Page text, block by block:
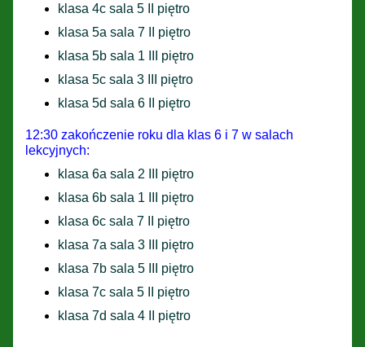
klasa 4c sala 5 II piętro
klasa 5a sala 7 II piętro
klasa 5b sala 1 III piętro
klasa 5c sala 3 III piętro
klasa 5d sala 6 II piętro
12:30 zakończenie roku dla klas 6 i 7 w salach
lekcyjnych:
klasa 6a sala 2 III piętro
klasa 6b sala 1 III piętro
klasa 6c sala 7 II piętro
klasa 7a sala 3 III piętro
klasa 7b sala 5 III piętro
klasa 7c sala 5 II piętro
klasa 7d sala 4 II piętro